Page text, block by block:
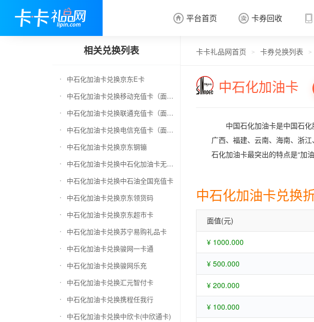
 平台首页  卡券回收
 卡券回收

相关兑换列表
中石化加油卡兑换京东E卡
中石化加油卡兑换移动充值卡（面值千万别选错）
中石化加油卡兑换联通充值卡（面值千万别选错）
中石化加油卡兑换电信充值卡（面值千万别选错）
中石化加油卡兑换京东钢镚
中石化加油卡兑换中石化加油卡无卡号（面值千万别选错）
中石化加油卡兑换中石油全国充值卡
中石化加油卡兑换京东领货码
中石化加油卡兑换京东超市卡
中石化加油卡兑换苏宁易购礼品卡
中石化加油卡兑换骏网一卡通
中石化加油卡兑换骏网乐充
中石化加油卡兑换汇元智付卡
中石化加油卡兑换携程任我行
中石化加油卡兑换中欣卡(中欣通卡)
卡卡礼品网首页 > 卡券兑换列表 >
中石化加油卡
中国石化加油卡是中国石
广西、福建、云南、海南、浙
石化加油卡最突出的特点是“加
中石化加油卡兑换
面值(元)
¥ 1000.000
¥ 500.000
¥ 200.000
¥ 100.000